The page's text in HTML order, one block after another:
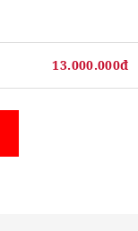
13.000.000đ